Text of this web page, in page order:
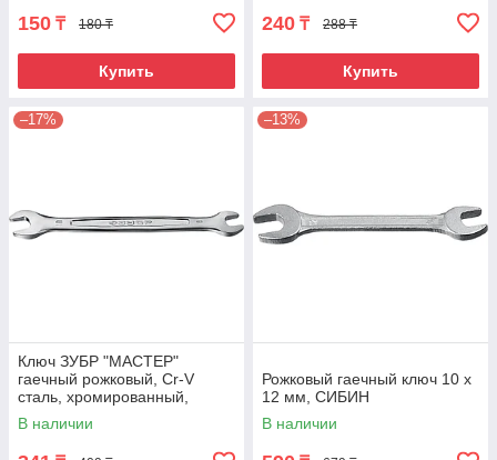
150 ₸ 180 ₸
Купить
240 ₸ 288 ₸
Купить
–17%
Ключ ЗУБР "МАСТЕР"
гаечный рожковый, Cr-V
сталь, хромированный,
8х10мм
В наличии
–13%
Рожковый гаечный ключ 10 x
12 мм, СИБИН
В наличии